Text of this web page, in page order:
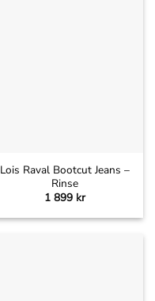
Lois Raval Bootcut Jeans –
Rinse
1 899 kr